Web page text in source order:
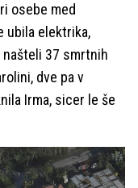
osebe med
ubila elektrika,
našteli 37 smrtnih
dve pa v
Irma, sicer le še